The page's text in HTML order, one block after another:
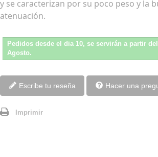
y se caracterizan por su poco peso y la
atenuación.
Pedidos desde el dia 10, se servirán a partir
Agosto.
Escribe tu reseña Hacer una
Imprimir